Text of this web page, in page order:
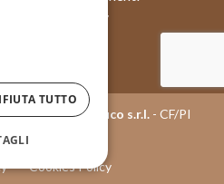
Case history
Tagliafico s.r.l. - CF/PI
Cookies Policy
TUTTO